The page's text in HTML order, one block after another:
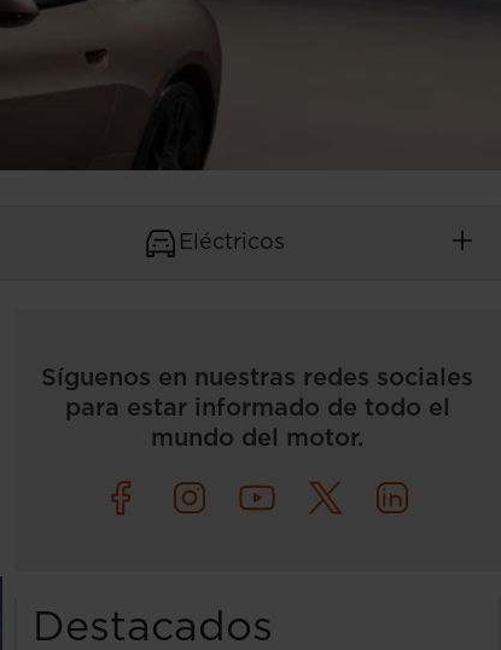
Eléctricos
Síguenos en nuestras redes sociales
para estar informado de todo el
mundo del motor.
Destacados